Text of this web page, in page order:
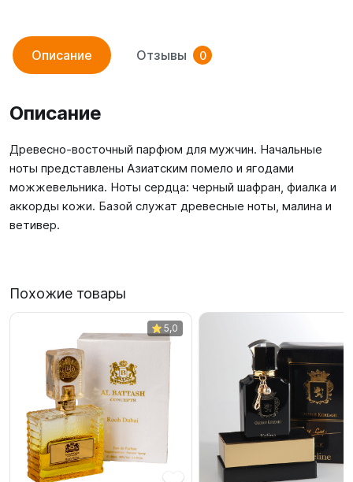
Описание Отзывы 0
Описание
Древесно-восточный парфюм для мужчин. Начальные
ноты представлены Азиатским помело и ягодами
можжевельника. Ноты сердца: черный шафран, фиалка и
аккорды кожи. Базой служат древесные ноты, малина и
ветивер.
Похожие товары
5,0